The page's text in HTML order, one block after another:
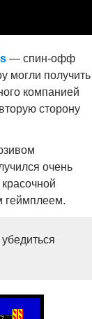
— спин-офф
могли получить
компанией
сторону
очень
геймплеем.